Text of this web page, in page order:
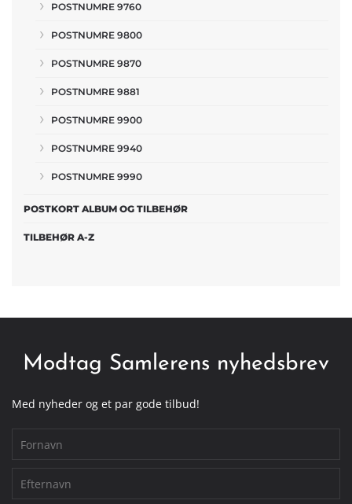
POSTNUMRE 9760
POSTNUMRE 9800
POSTNUMRE 9870
POSTNUMRE 9881
POSTNUMRE 9900
POSTNUMRE 9940
POSTNUMRE 9990
POSTKORT ALBUM OG TILBEHØR
TILBEHØR A-Z
Modtag Samlerens nyhedsbrev
Med nyheder og et par gode tilbud!